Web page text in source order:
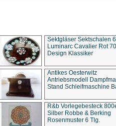
Sektgläser Sektschalen
Luminarc Cavalier Rot
Design Klassiker
Antikes Oesterwitz
Antriebsmodell
Stand Schleifmaschine
R&b Vorlegebesteck
Silber Robbe & Berking
Rosenmuster 6 Tlg.